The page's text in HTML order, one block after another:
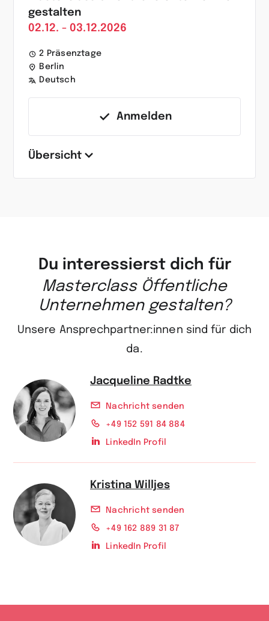
gestalten
02.12. - 03.12.2026
2 Präsenztage
Berlin
Deutsch
Anmelden
Übersicht
Du interessierst dich für
Masterclass Öffentliche
Unternehmen gestalten?
Unsere Ansprechpartner:innen sind für dich
da.
Jacqueline Radtke
Nachricht senden
+49 152 591 84 884
LinkedIn Profil
Kristina Willjes
Nachricht senden
+49 162 889 31 87
LinkedIn Profil